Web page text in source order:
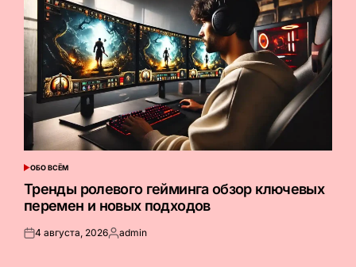
ОПУБЛИКОВАНО
В
ОБО ВСЁМ
Тренды ролевого гейминга обзор ключевых
перемен и новых подходов
Опубликовано
4 августа, 2026Запись
admin